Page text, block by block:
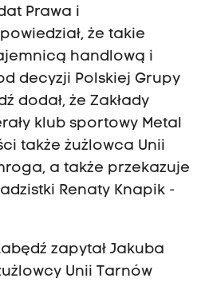
Prawa i
że takie
handlową i
decyzji Polskiej Grupy
dodał, że Zakłady
klub sportowy Metal
także żużlowca Unii
a także przekazuje
Renaty Knapik -
zapytał Jakuba
Unii Tarnów